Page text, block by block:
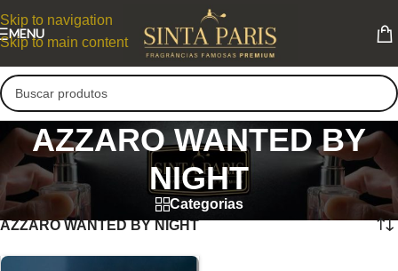
Skip to navigation
Skip to main content
MENU
AZZARO WANTED BY
NIGHT
Categorias
AZZARO WANTED BY NIGHT